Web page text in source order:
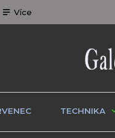
Více
TECHNIKA